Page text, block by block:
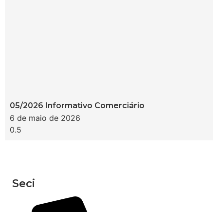
05/2026 Informativo Comerciário
6 de maio de 2026
Seci